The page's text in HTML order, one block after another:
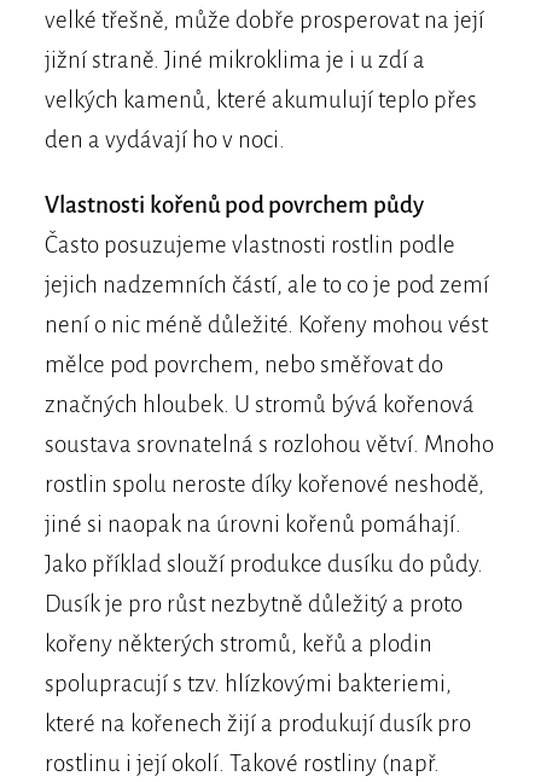
velké třešně, může dobře prosperovat na její
jižní straně. Jiné mikroklima je i u zdí a
velkých kamenů, které akumulují teplo přes
den a vydávají ho v noci.
Vlastnosti kořenů pod povrchem půdy
Často posuzujeme vlastnosti rostlin podle
jejich nadzemních částí, ale to co je pod zemí
není o nic méně důležité. Kořeny mohou vést
mělce pod povrchem, nebo směřovat do
značných hloubek. U stromů bývá kořenová
soustava srovnatelná s rozlohou větví. Mnoho
rostlin spolu neroste díky kořenové neshodě,
jiné si naopak na úrovni kořenů pomáhají.
Jako příklad slouží produkce dusíku do půdy.
Dusík je pro růst nezbytně důležitý a proto
kořeny některých stromů, keřů a plodin
spolupracují s tzv. hlízkovými bakteriemi,
které na kořenech žijí a produkují dusík pro
rostlinu i její okolí. Takové rostliny (např.